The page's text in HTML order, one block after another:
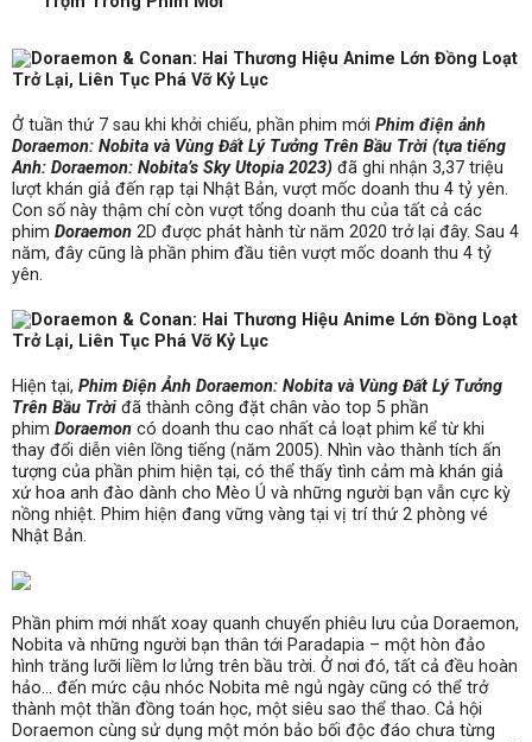
Ở tuần thứ 7 sau khi khởi chiếu, phần phim mới Phim điện ảnh
Doraemon: Nobita và Vùng Đất Lý Tưởng Trên Bầu Trời (tựa tiếng
Anh: Doraemon: Nobita’s Sky Utopia 2023) đã ghi nhận 3,37 triệu
lượt khán giả đến rạp tại Nhật Bản, vượt mốc doanh thu 4 tỷ yên.
Con số này thậm chí còn vượt tổng doanh thu của tất cả các
phim Doraemon 2D được phát hành từ năm 2020 trở lại đây. Sau 4
năm, đây cũng là phần phim đầu tiên vượt mốc doanh thu 4 tỷ
yên.
Hiện tại, Phim Điện Ảnh Doraemon: Nobita và Vùng Đất Lý Tưởng
Trên Bầu Trời đã thành công đặt chân vào top 5 phần
phim Doraemon có doanh thu cao nhất cả loạt phim kể từ khi
thay đổi diễn viên lồng tiếng (năm 2005). Nhìn vào thành tích ấn
tượng của phần phim hiện tại, có thể thấy tình cảm mà khán giả
xứ hoa anh đào dành cho Mèo Ú và những người bạn vẫn cực kỳ
nồng nhiệt. Phim hiện đang vững vàng tại vị trí thứ 2 phòng vé
Nhật Bản.
Phần phim mới nhất xoay quanh chuyến phiêu lưu của Doraemon,
Nobita và những người bạn thân tới Paradapia – một hòn đảo
hình trăng lưỡi liềm lơ lửng trên bầu trời. Ở nơi đó, tất cả đều hoàn
hảo… đến mức cậu nhóc Nobita mê ngủ ngày cũng có thể trở
thành một thần đồng toán học, một siêu sao thể thao. Cả hội
Doraemon cùng sử dụng một món bảo bối độc đáo chưa từng